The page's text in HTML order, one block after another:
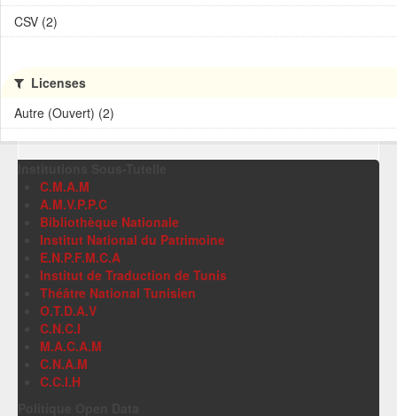
CSV (2)
Licenses
Autre (Ouvert) (2)
C.M.A.M
A.M.V.P.P.C
Bibliothèque Nationale
Institut National du Patrimoine
E.N.P.F.M.C.A
Institut de Traduction de Tunis
Théâtre National Tunisien
O.T.D.A.V
C.N.C.I
M.A.C.A.M
C.N.A.M
C.C.I.H